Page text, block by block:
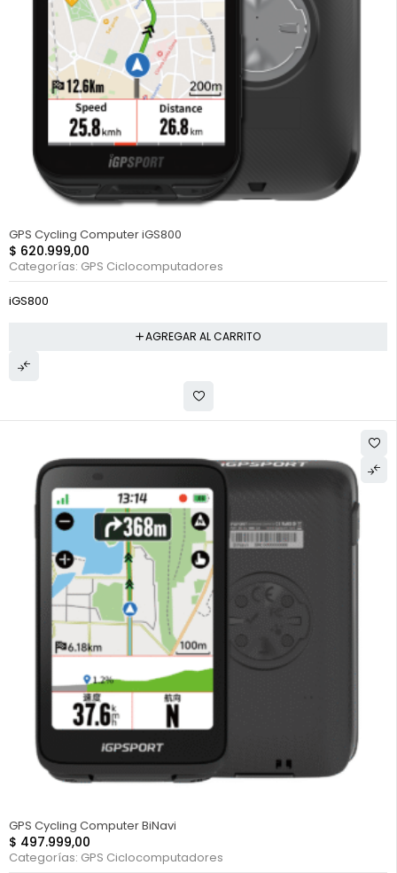
GPS Cycling Computer iGS800
$ 620.999,00
Categorías: GPS Ciclocomputadores
iGS800
AGREGAR AL CARRITO
GPS Cycling Computer BiNavi
$ 497.999,00
Categorías: GPS Ciclocomputadores